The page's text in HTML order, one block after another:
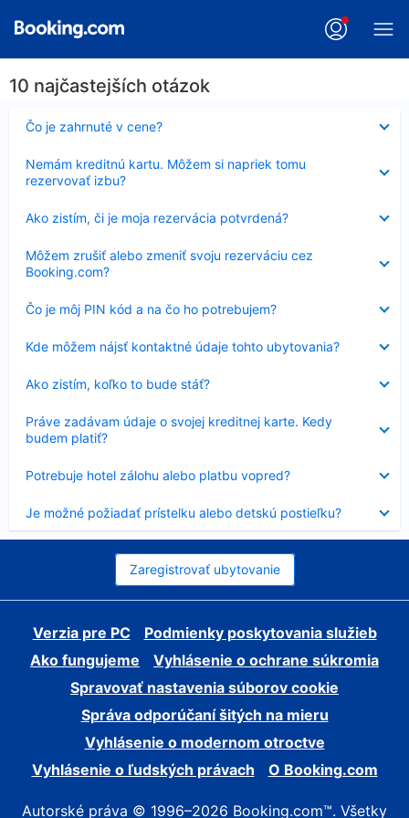
10 najčastejších otázok
Čo je zahrnuté v cene?
Nezobrazuje
sa
Nemám kreditnú kartu. Môžem si napriek tomu
rezervovať izbu?
sa
Ako zistím, či je moja rezervácia potvrdená?
sa
Môžem zrušiť alebo zmeniť svoju rezerváciu cez
Booking.com?
sa
Čo je môj PIN kód a na čo ho potrebujem?
Nezobrazuje
sa
Kde môžem nájsť kontaktné údaje tohto ubytovania?
sa
Ako zistím, koľko to bude stáť?
sa
Práve zadávam údaje o svojej kreditnej karte. Kedy
budem platiť?
sa
Potrebuje hotel zálohu alebo platbu vopred?
sa
Je možné požiadať prístelku alebo detskú postieľku?
sa
Zaregistrovať ubytovanie
Verzia pre PC
Podmienky poskytovania služieb
Ako fungujeme
Vyhlásenie o ochrane súkromia
Spravovať nastavenia súborov cookie
Správa odporúčaní šitých na mieru
Vyhlásenie o modernom otroctve
Vyhlásenie o ľudských právach
O Booking.com
Autorské práva © 1996–2026 Booking.com™. Všetky